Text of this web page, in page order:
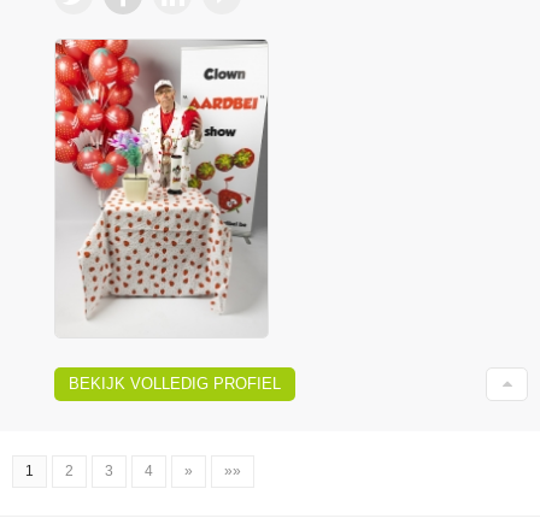
BEKIJK VOLLEDIG PROFIEL
1 2 3 4 » »»